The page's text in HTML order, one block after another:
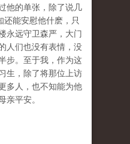
他的单张，除了说几
还能安慰他什麽，只
永远守卫森严，大门
人们也没有表情，没
步。至于我，作为这
生，除了将那位上访
多人，也不知能为他
亲平安。